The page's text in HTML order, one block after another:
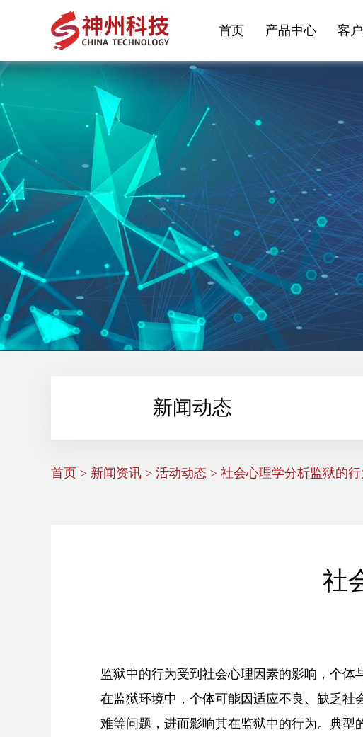
首页 产品中心 客
新闻动态
首页 > 新闻资讯 > 活动动态 > 社会心理学分析监狱的行
社
监狱中的行为受到社会心理因素的影响，个
在监狱环境中，个体可能因适应不良、缺乏
难等问题，进而影响其在监狱中的行为。典